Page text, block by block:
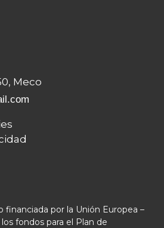
Meco
financiada por la Unión Europea –
fondos para el Plan de